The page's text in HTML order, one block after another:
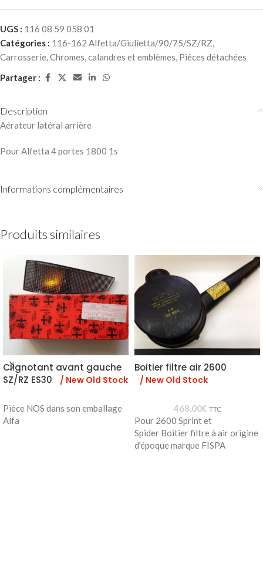
UGS : 116 08 59 058 01
Catégories : 116-162 Alfetta/Giulietta/90/75/SZ/RZ,
Carrosserie,Chromes, calandres et emblèmes, Pièces détachées
Partager :
Description
Aérateur latéral arrière
Pour Alfetta 4 portes 1800 1s
Informations complémentaires
Produits similaires
Clignotant avant gauche
SZ/RZ ES30
/ New Old Stock
Pièce NOS dans son emballage
Alfa
Boitier filtre air 2600
/ New Old Stock
468,00€ TTC
Pour 2600 Sprint et
Spider Boitier filtre à air origine
d'époque marque FISPA